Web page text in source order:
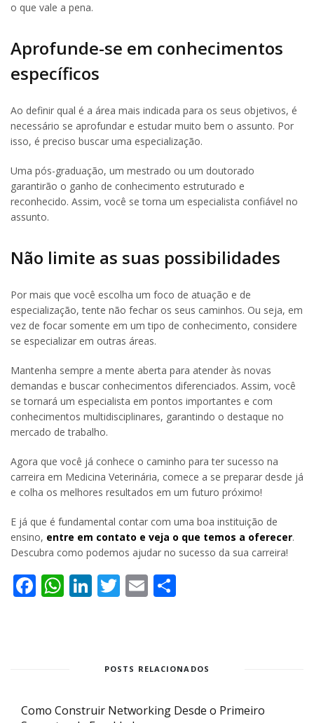
o que vale a pena.
Aprofunde-se em conhecimentos
específicos
Ao definir qual é a área mais indicada para os seus objetivos, é
necessário se aprofundar e estudar muito bem o assunto. Por
isso, é preciso buscar uma especialização.
Uma pós-graduação, um mestrado ou um doutorado
garantirão o ganho de conhecimento estruturado e
reconhecido. Assim, você se torna um especialista confiável no
assunto.
Não limite as suas possibilidades
Por mais que você escolha um foco de atuação e de
especialização, tente não fechar os seus caminhos. Ou seja, em
vez de focar somente em um tipo de conhecimento, considere
se especializar em outras áreas.
Mantenha sempre a mente aberta para atender às novas
demandas e buscar conhecimentos diferenciados. Assim, você
se tornará um especialista em pontos importantes e com
conhecimentos multidisciplinares, garantindo o destaque no
mercado de trabalho.
Agora que você já conhece o caminho para ter sucesso na
carreira em Medicina Veterinária, comece a se preparar desde já
e colha os melhores resultados em um futuro próximo!
E já que é fundamental contar com uma boa instituição de
ensino, entre em contato e veja o que temos a oferecer.
Descubra como podemos ajudar no sucesso da sua carreira!
Facebook
WhatsApp
LinkedIn
Twitter
Email
POSTS RELACIONADOS
Como Construir Networking Desde o Primeiro